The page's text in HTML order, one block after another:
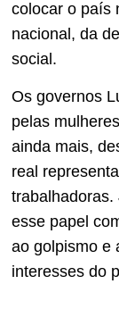
colocar o país
nacional, da
social.
Os governos
pelas
ainda mais,
real
trabalhadoras.
esse papel
ao golpismo e
interesses do